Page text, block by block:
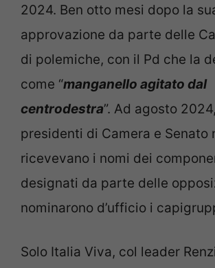
2024. Ben otto mesi dopo la
approvazione da parte delle
di polemiche, con il Pd che la
come “manganello agitato dal
centrodestra”. Ad agosto
presidenti di Camera e Senato
ricevevano i nomi dei
designati da parte delle
nominarono d’ufficio i
Solo Italia Viva, col leader